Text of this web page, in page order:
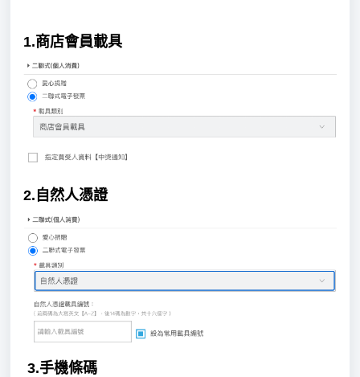
1.商店會員載具
2.自然人憑證
3.手機條碼